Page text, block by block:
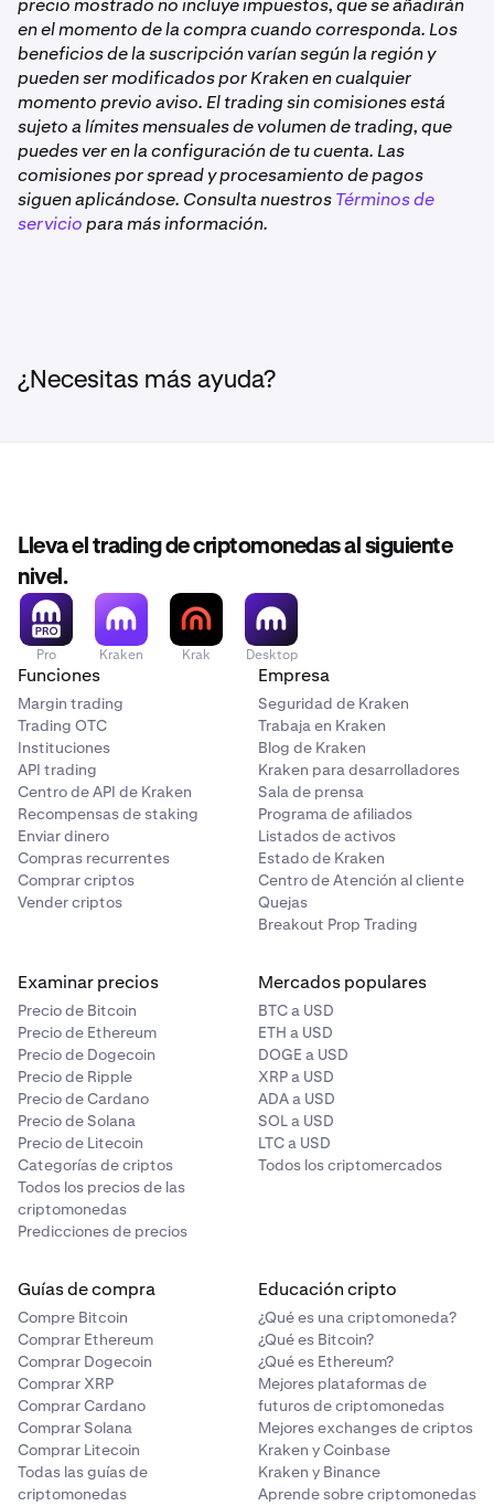
3–6 meses
Más de 6 meses
1.5×
miembro de Kraken+ durante menos de 1 mes, recibirás
8 LCAP (0.8×).
que significa que no ha sido cancelada y está
configurada para renovarse normalmente.
•
La actividad en Kraken Pro y la aplicación Kraken Pro
no es elegible.
No disponible para clientes del Reino Unido y
Australia.
precio mostrado no incluye impuestos, que se añadirán
en el momento de la compra cuando corresponda. Los
beneficios de la suscripción varían según la región y
pueden ser modificados por Kraken en cualquier
momento previo aviso. El trading sin comisiones está
sujeto a límites mensuales de volumen de trading, que
puedes ver en la configuración de tu cuenta. Las
comisiones por spread y procesamiento de pagos
siguen aplicándose. Consulta nuestrosTérminos de
serviciopara más información.
¿Necesitas más ayuda?
Lleva el trading de criptomonedas al siguiente
nivel.
Pro Kraken Krak Desktop
Funciones
Margin trading
Trading OTC
Instituciones
API trading
Centro de API de Kraken
Recompensas de staking
Enviar dinero
Compras recurrentes
Comprar criptos
Vender criptos
Empresa
Seguridad de Kraken
Trabaja en Kraken
Blog de Kraken
Kraken para desarrolladores
Sala de prensa
Programa de afiliados
Listados de activos
Estado de Kraken
Centro de Atención al cliente
Quejas
Breakout Prop Trading
Examinar precios
Precio de Bitcoin
Precio de Ethereum
Precio de Dogecoin
Precio de Ripple
Precio de Cardano
Precio de Solana
Precio de Litecoin
Categorías de criptos
Todos los precios de las
criptomonedas
Predicciones de precios
Mercados populares
BTC a USD
ETH a USD
DOGE a USD
XRP a USD
ADA a USD
SOL a USD
LTC a USD
Todos los criptomercados
Guías de compra
Compre Bitcoin
Comprar Ethereum
Comprar Dogecoin
Comprar XRP
Comprar Cardano
Comprar Solana
Comprar Litecoin
Todas las guías de
criptomonedas
Educación cripto
¿Qué es una criptomoneda?
¿Qué es Bitcoin?
¿Qué es Ethereum?
Mejores plataformas de
futuros de criptomonedas
Mejores exchanges de criptos
Kraken y Coinbase
Kraken y Binance
Aprende sobre criptomonedas